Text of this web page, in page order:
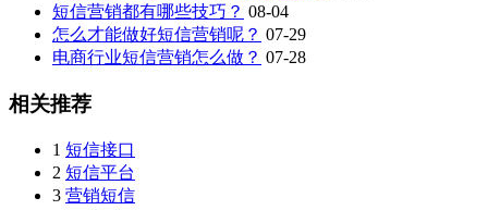
短信营销都有哪些技巧？ 08-04
怎么才能做好短信营销呢？ 07-29
电商行业短信营销怎么做？ 07-28
相关推荐
1 短信接口
2 短信平台
3 营销短信